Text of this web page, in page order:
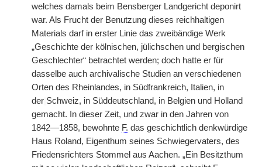
welches damals beim Bensberger Landgericht deponirt
war. Als Frucht der Benutzung dieses reichhaltigen
Materials darf in erster Linie das zweibändige Werk
„Geschichte der kölnischen, jülichschen und bergischen
Geschlechter“ betrachtet werden; doch hatte er für
dasselbe auch archivalische Studien an verschiedenen
Orten des Rheinlandes, in Südfrankreich, Italien, in
der Schweiz, in Süddeutschland, in Belgien und Holland
gemacht. In dieser Zeit, und zwar in den Jahren von
1842—1858, bewohnte F. das geschichtlich denkwürdige
Haus Roland, Eigenthum seines Schwiegervaters, des
Friedensrichters Stommel aus Aachen. „Ein Besitzthum